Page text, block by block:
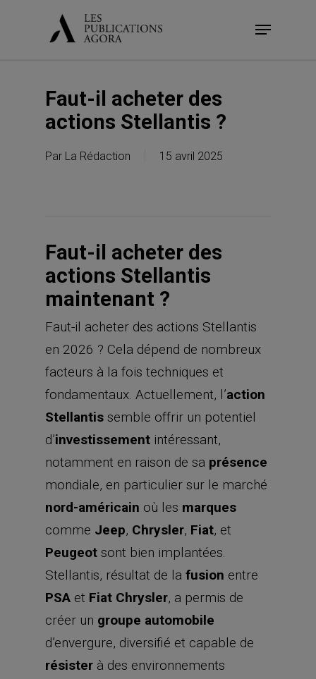
Menu
Faut-il acheter des
actions Stellantis ?
Par La Rédaction 15 avril 2025
Faut-il acheter des
actions Stellantis
maintenant ?
Faut-il acheter des actions Stellantis
en 2026 ? Cela dépend de nombreux
facteurs à la fois techniques et
fondamentaux. Actuellement, l’action
Stellantis semble offrir un potentiel
d’investissement intéressant,
notamment en raison de sa présence
mondiale, en particulier sur le marché
nord-américain où les marques
comme Jeep, Chrysler, Fiat, et
Peugeot sont bien implantées.
Stellantis, résultat de lafusion entre
PSA et Fiat Chrysler, a permis de
créer un groupe automobile
d’envergure, diversifié et capable de
résister à des environnements